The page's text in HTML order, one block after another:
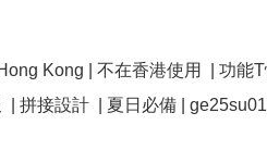
| 拼接設計  | 夏日必備 | ge25su01